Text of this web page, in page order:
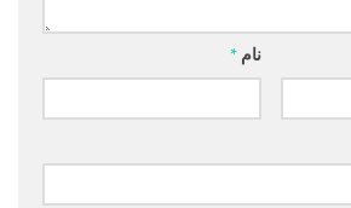
نام *